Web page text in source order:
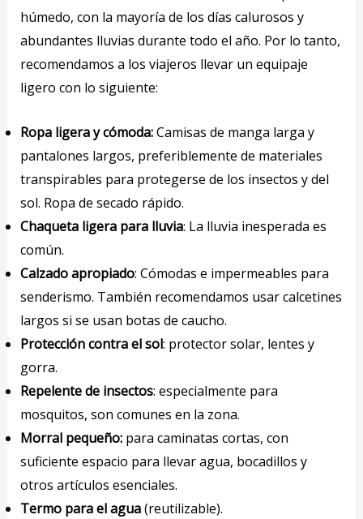
húmedo, con la mayoría de los días calurosos y
abundantes lluvias durante todo el año. Por lo tanto,
recomendamos a los viajeros llevar un equipaje
ligero con lo siguiente:
Ropa ligera y cómoda:Camisas de manga larga y
pantalones largos, preferiblemente de materiales
transpirables para protegerse de los insectos y del
sol. Ropa de secado rápido.
Chaqueta ligera para lluvia: La lluvia inesperada es
común.
Calzado apropiado: Cómodas e impermeables para
senderismo. También recomendamos usar calcetines
largos si se usan botas de caucho.
Protección contra el sol: protector solar, lentes y
gorra.
Repelente de insectos: especialmente para
mosquitos, son comunes en la zona.
Morral pequeño:para caminatas cortas, con
suficiente espacio para llevar agua, bocadillos y
otros artículos esenciales.
Termo para el agua(reutilizable).